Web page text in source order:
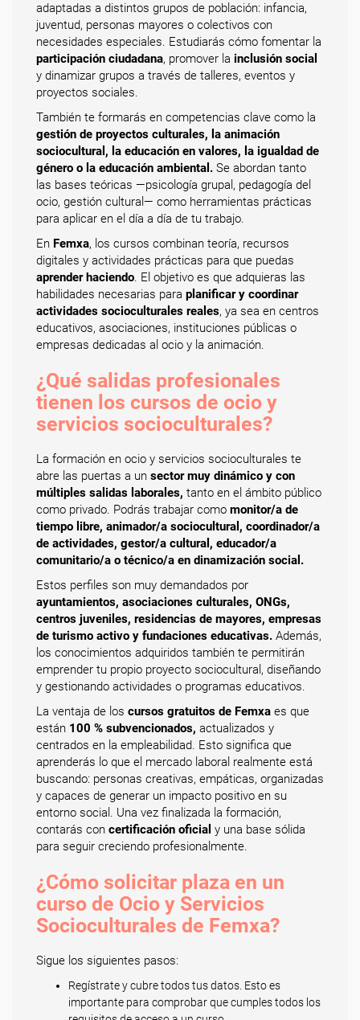
adaptadas a distintos grupos de población: infancia,
juventud, personas mayores o colectivos con
necesidades especiales. Estudiarás cómo fomentar la
participación ciudadana, promover la inclusión social
y dinamizar grupos a través de talleres, eventos y
proyectos sociales.
También te formarás en competencias clave como la
gestión de proyectos culturales, la animación
sociocultural, la educación en valores, la igualdad de
género o la educación ambiental. Se abordan tanto
las bases teóricas —psicología grupal, pedagogía del
ocio, gestión cultural— como herramientas prácticas
para aplicar en el día a día de tu trabajo.
En Femxa, los cursos combinan teoría, recursos
digitales y actividades prácticas para que puedas
aprender haciendo. El objetivo es que adquieras las
habilidades necesarias para planificar y coordinar
actividades socioculturales reales, ya sea en centros
educativos, asociaciones, instituciones públicas o
empresas dedicadas al ocio y la animación.
¿Qué salidas profesionales
tienen los cursos de ocio y
servicios socioculturales?
La formación en ocio y servicios socioculturales te
abre las puertas a un sector muy dinámico y con
múltiples salidas laborales, tanto en el ámbito público
como privado. Podrás trabajar como monitor/a de
tiempo libre, animador/a sociocultural, coordinador/a
de actividades, gestor/a cultural, educador/a
comunitario/a o técnico/a en dinamización social.
Estos perfiles son muy demandados por
ayuntamientos, asociaciones culturales, ONGs,
centros juveniles, residencias de mayores, empresas
de turismo activo y fundaciones educativas. Además,
los conocimientos adquiridos también te permitirán
emprender tu propio proyecto sociocultural, diseñando
y gestionando actividades o programas educativos.
La ventaja de los cursos gratuitos de Femxa es que
están 100 % subvencionados, actualizados y
centrados en la empleabilidad. Esto significa que
aprenderás lo que el mercado laboral realmente está
buscando: personas creativas, empáticas, organizadas
y capaces de generar un impacto positivo en su
entorno social. Una vez finalizada la formación,
contarás con certificación oficial y una base sólida
para seguir creciendo profesionalmente.
¿Cómo solicitar plaza en un
curso de Ocio y Servicios
Socioculturales de Femxa?
Sigue los siguientes pasos:
Regístrate y cubre todos tus datos. Esto es
importante para comprobar que cumples todos los